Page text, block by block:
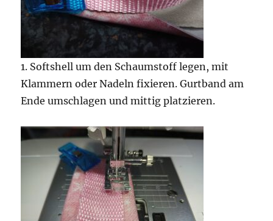
1. Softshell um den Schaumstoff legen, mit
Klammern oder Nadeln fixieren. Gurtband am
Ende umschlagen und mittig platzieren.